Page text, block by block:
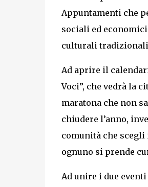
Appuntamenti che
sociali ed
culturali
Ad aprire il
Voci”, che vedrà la
maratona che non
chiudere l’anno,
comunità che
ognuno si prende
Ad unire i due